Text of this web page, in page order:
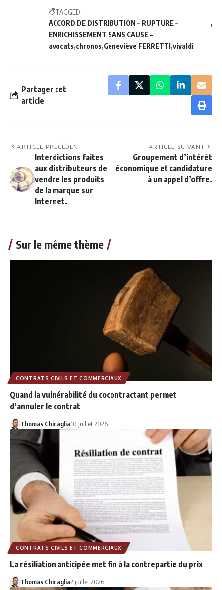
TAGGED:
ACCORD DE DISTRIBUTION – RUPTURE –
ENRICHISSEMENT SANS CAUSE –
avocats chronos Geneviève FERRETTI vivaldi
Partager cet
article
ARTICLE PRÉCÉDENT
Interdictions faites
aux distributeurs de
vendre les produits
de la marque sur
Internet.
ARTICLE SUIVANT
Groupement d’intérêt
économique et candidature
à un appel d’offre.
Sur le même thème
CONTRATS CIVILS ET COMMERCIAUX
Quand la vulnérabilité du cocontractant permet
d’annuler le contrat
Thomas Chinaglia10 juillet 2026
CONTRATS CIVILS ET COMMERCIAUX
La résiliation anticipée met fin à la contrepartie du prix
Thomas Chinaglia2 juillet 2026